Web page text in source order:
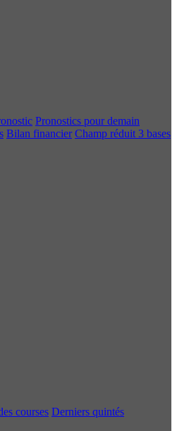
Pronostics pour demain
Bilan financier Champ réduit 3 bases
courses Derniers quintés